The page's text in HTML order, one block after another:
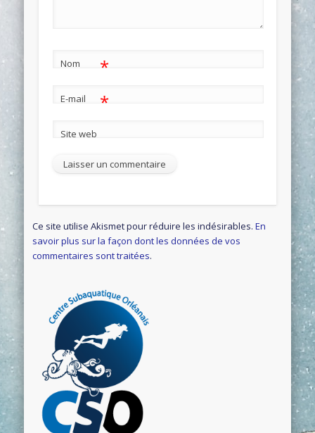
Nom *
E-mail *
Site web
Ce site utilise Akismet pour réduire les indésirables.En
savoir plus sur la façon dont les données de vos
commentaires sont traitées.